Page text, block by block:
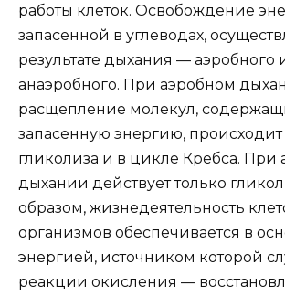
работы клеток. Освобождение
запасенной в углеводах,
результате дыхания — аэробного
анаэробного. При аэробном
расщепление молекул,
запасенную энергию, происходит
гликолиза и в цикле Кребса. При
дыхании действует только
образом, жизнедеятельность
организмов обеспечивается в
энергией, источником которой
реакции окисления —